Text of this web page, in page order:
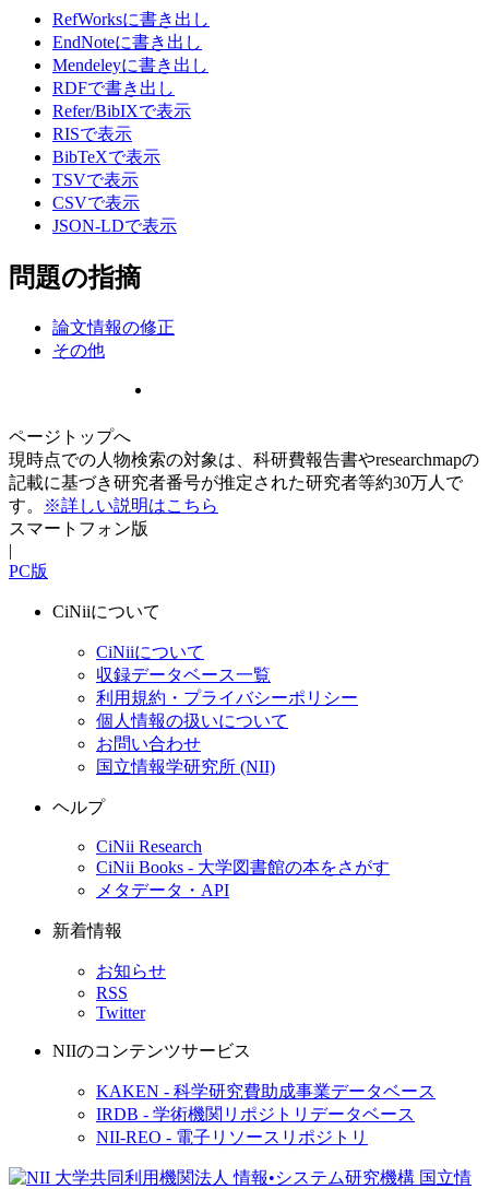
RefWorksに書き出し
EndNoteに書き出し
Mendeleyに書き出し
RDFで書き出し
Refer/BibIXで表示
RISで表示
BibTeXで表示
TSVで表示
CSVで表示
JSON-LDで表示
問題の指摘
論文情報の修正
その他
ページトップへ
現時点での人物検索の対象は、科研費報告書やresearchmapの
記載に基づき研究者番号が推定された研究者等約30万人で
す。
※詳しい説明はこちら
スマートフォン版
|
PC版
CiNiiについて
CiNiiについて
収録データベース一覧
利用規約・プライバシーポリシー
個人情報の扱いについて
お問い合わせ
国立情報学研究所 (NII)
ヘルプ
CiNii Research
CiNii Books - 大学図書館の本をさがす
メタデータ・API
新着情報
お知らせ
RSS
Twitter
NIIのコンテンツサービス
KAKEN - 科学研究費助成事業データベース
IRDB - 学術機関リポジトリデータベース
NII-REO - 電子リソースリポジトリ